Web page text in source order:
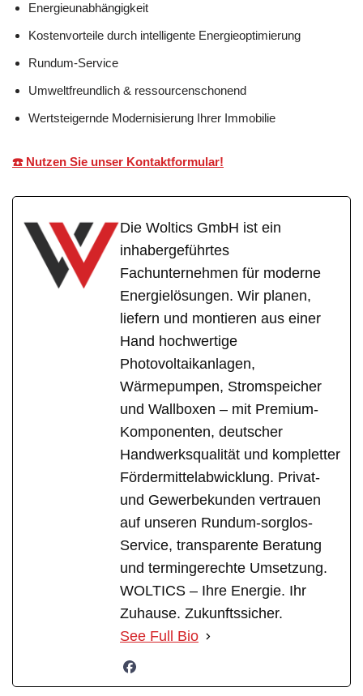
Energieunabhängigkeit
Kostenvorteile durch intelligente Energieoptimierung
Rundum-Service
Umweltfreundlich & ressourcenschonend
Wertsteigernde Modernisierung Ihrer Immobilie
☎️ Nutzen Sie unser Kontaktformular!
Die Woltics GmbH ist ein
inhabergeführtes
Fachunternehmen für moderne
Energielösungen. Wir planen,
liefern und montieren aus einer
Hand hochwertige
Photovoltaikanlagen,
Wärmepumpen, Stromspeicher
und Wallboxen – mit Premium-
Komponenten, deutscher
Handwerksqualität und kompletter
Fördermittelabwicklung. Privat-
und Gewerbekunden vertrauen
auf unseren Rundum-sorglos-
Service, transparente Beratung
und termingerechte Umsetzung.
WOLTICS – Ihre Energie. Ihr
Zuhause. Zukunftssicher.
See Full Bio